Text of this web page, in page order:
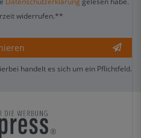
widerrufen.**
handelt es sich um ein Pflichtfeld.